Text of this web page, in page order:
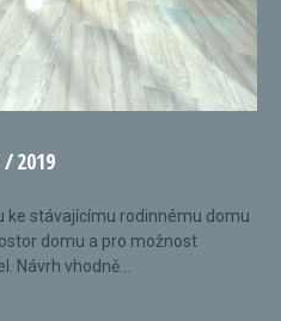
/ 2019
ke stávajícímu rodinnému domu
domu a pro možnost
Návrh vhodně...